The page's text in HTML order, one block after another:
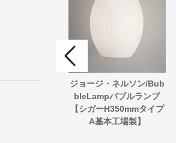
ソン/Bub
ジョージ・ネルソン/Bub
bleLampバブルランプ
【シガーH350mmタイプ
A基本工場製】